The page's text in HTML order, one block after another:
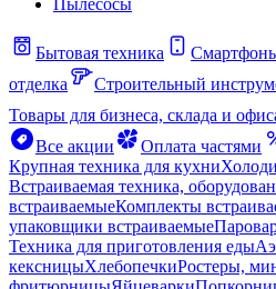
Пылесосы
Бытовая техника
отделка
Строительный
Товары для бизнеса, склада и
Все акции
Оплата частями
Крупная техника для кухни
Встраиваемая техника,
встраиваемыеКомплекты
упаковщики встраиваемые
Техника для приготовления еды
кексницыХлебопечкиРостеры,